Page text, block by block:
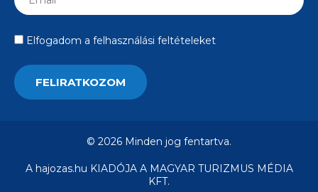
Elfogadom a felhasználási feltételeket
© 2026 Minden jog fentartva.
A hajozas.hu KIADÓJA A MAGYAR TURIZMUS MÉDIA
KFT.